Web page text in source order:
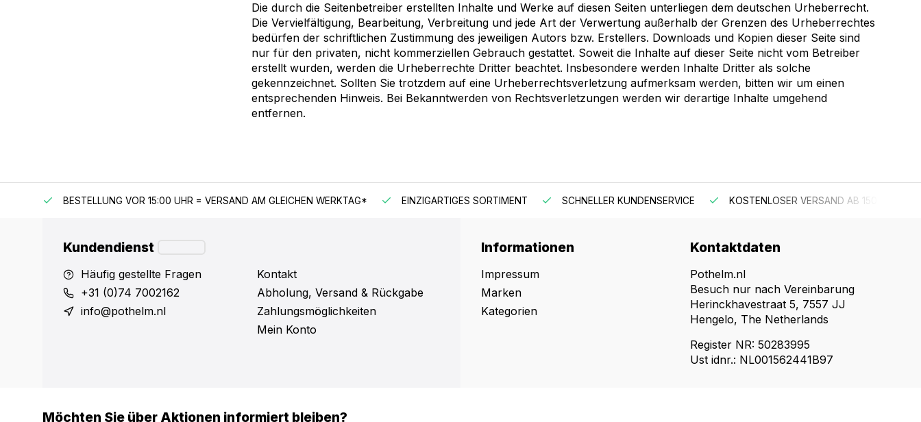
Die durch die Seitenbetreiber erstellten Inhalte und Werke auf diesen Seiten unterliegen dem deutschen Urheberrecht.
Die Vervielfältigung, Bearbeitung, Verbreitung und jede Art der Verwertung außerhalb der Grenzen des Urheberrechtes
bedürfen der schriftlichen Zustimmung des jeweiligen Autors bzw. Erstellers. Downloads und Kopien dieser Seite sind
nur für den privaten, nicht kommerziellen Gebrauch gestattet. Soweit die Inhalte auf dieser Seite nicht vom Betreiber
erstellt wurden, werden die Urheberrechte Dritter beachtet. Insbesondere werden Inhalte Dritter als solche
gekennzeichnet. Sollten Sie trotzdem auf eine Urheberrechtsverletzung aufmerksam werden, bitten wir um einen
entsprechenden Hinweis. Bei Bekanntwerden von Rechtsverletzungen werden wir derartige Inhalte umgehend
entfernen.
BESTELLUNG VOR 15:00 UHR = VERSAND AM GLEICHEN WERKTAG* EINZIGARTIGES SORTIMENT SCHNELLER KUNDENSERVICE KOSTENLOSER VERSAND AB 150 €
Kundendienst
Häufig gestellte Fragen
+31 (0)74 7002162
info@pothelm.nl
Kontakt
Abholung, Versand & Rückgabe
Zahlungsmöglichkeiten
Mein Konto
Informationen
Impressum
Marken
Kategorien
Kontaktdaten
Pothelm.nl
Besuch nur nach Vereinbarung
Herinckhavestraat 5, 7557 JJ
Hengelo, The Netherlands
Register NR: 50283995
Ust idnr.: NL001562441B97
Möchten Sie über Aktionen informiert bleiben?